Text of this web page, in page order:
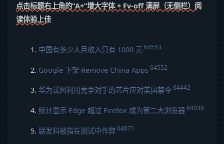
点击标题右上角的“A+”增大字体 + Fv-off 满屏（无侧栏）阅
读体验上佳
中国有多少人月收入只有 1000 元64553
Google 下架 Remove China Apps 64552
华为试图利用竞争对手的芯片应对美国禁令64442
统计显示 Edge 超过 Firefox 成为第二大浏览器64038
联发科被指在测试中作弊64071